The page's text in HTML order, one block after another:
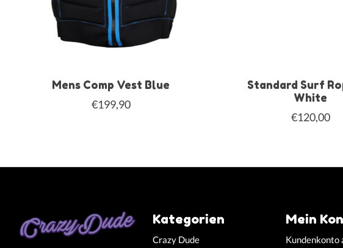
Mens Comp Vest Blue
€199,90
Standard Surf
White
€120,00
Kategorien
Crazy Dude
Mein
Kundenkonto